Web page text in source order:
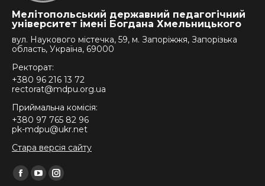
Мелітопольський державний педагогічний
університет імені Богдана Хмельницького
вул. Наукового містечка, 59, м. Запоріжжя, Запорізька
область, Україна, 69000
Ректорат:
+380 96 216 13 72
rectorat@mdpu.org.ua
Приймальна комісія:
+380 97 765 82 96
pk-mdpu@ukr.net
Стара версія сайту
Find us on:
Facebook
YouTubeInstagram